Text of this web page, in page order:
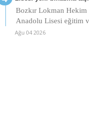
Bozkır Lokman
Anadolu Lisesi eğitim
Ağu 04 2026